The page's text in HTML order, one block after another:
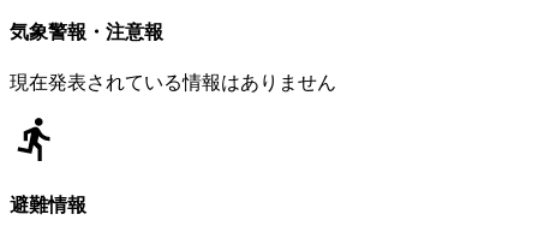
気象警報・注意報
現在発表されている情報はありません
避難情報